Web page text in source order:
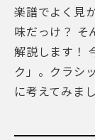
楽譜でよく見
味だっけ？ そ
解説します！
ク」。クラシ
に考えてみまし